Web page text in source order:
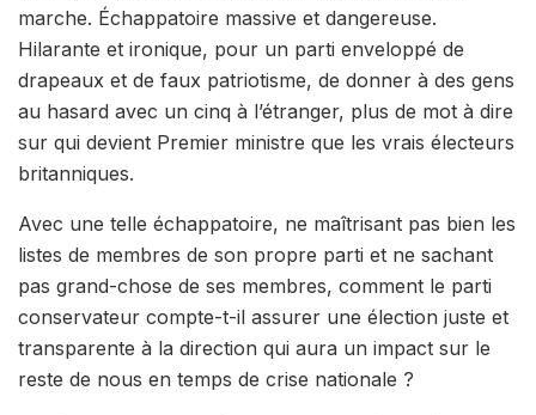
marche. Échappatoire massive et dangereuse.
Hilarante et ironique, pour un parti enveloppé de
drapeaux et de faux patriotisme, de donner à des gens
au hasard avec un cinq à l’étranger, plus de mot à dire
sur qui devient Premier ministre que les vrais électeurs
britanniques.
Avec une telle échappatoire, ne maîtrisant pas bien les
listes de membres de son propre parti et ne sachant
pas grand-chose de ses membres, comment le parti
conservateur compte-t-il assurer une élection juste et
transparente à la direction qui aura un impact sur le
reste de nous en temps de crise nationale ?